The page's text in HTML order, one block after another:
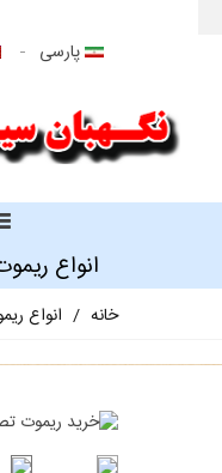
پارسی
انواع
خانه / انواع